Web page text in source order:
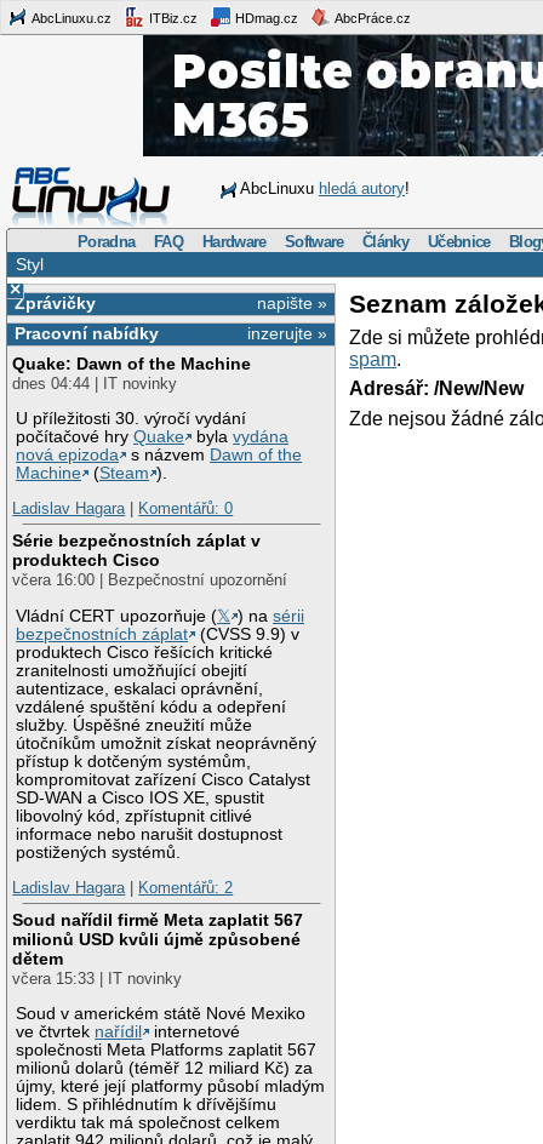
AbcLinuxu.cz ITBiz.cz HDmag.cz AbcPráce.cz
AbcLinuxu hledá autory!
Poradna FAQ Hardware Software Články Učebnice
Styl
×
napište »
Zprávičky
inzerujte »
Pracovní nabídky
Quake: Dawn of the Machine
dnes 04:44 | IT novinky
U příležitosti 30. výročí vydání
počítačové hryQuake bylavydána
nová epizoda
s názvem Dawn of the
Machine
(Steam ).
Ladislav Hagara| Komentářů: 0
Série bezpečnostních záplat v
produktech Cisco
včera 16:00 | Bezpečnostní upozornění
Vládní CERT upozorňuje (𝕏 ) nasérii
bezpečnostních záplat
(CVSS 9.9) v
produktech Cisco řešících kritické
zranitelnosti umožňující obejití
autentizace, eskalaci oprávnění,
vzdálené spuštění kódu a odepření
služby. Úspěšné zneužití může
útočníkům umožnit získat neoprávněný
přístup k dotčeným systémům,
kompromitovat zařízení Cisco Catalyst
SD-WAN a Cisco IOS XE, spustit
libovolný kód, zpřístupnit citlivé
informace nebo narušit dostupnost
postižených systémů.
Ladislav Hagara| Komentářů: 2
Soud nařídil firmě Meta zaplatit 567
milionů USD kvůli újmě způsobené
dětem
včera 15:33 | IT novinky
Soud v americkém státě Nové Mexiko
ve čtvrtek nařídil
internetové
společnosti Meta Platforms zaplatit 567
milionů dolarů (téměř 12 miliard Kč) za
újmy, které její platformy působí mladým
lidem. S přihlédnutím k dřívějšímu
verdiktu tak má společnost celkem
Seznam
Zde si můžete
spam.
Adresář: /New/New
Zde nejsou žádné